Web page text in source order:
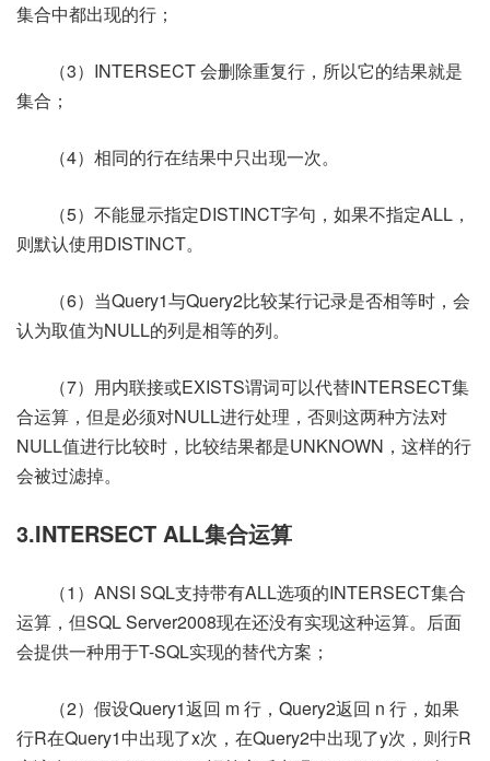
集合中都出现的行；
（3）INTERSECT 会删除重复行，所以它的结果就是
集合；
（4）相同的行在结果中只出现一次。
（5）不能显示指定DISTINCT字句，如果不指定ALL，
则默认使用DISTINCT。
（6）当Query1与Query2比较某行记录是否相等时，会
认为取值为NULL的列是相等的列。
（7）用内联接或EXISTS谓词可以代替INTERSECT集
合运算，但是必须对NULL进行处理，否则这两种方法对
NULL值进行比较时，比较结果都是UNKNOWN，这样的行
会被过滤掉。
3.INTERSECT ALL集合运算
（1）ANSI SQL支持带有ALL选项的INTERSECT集合
运算，但SQL Server2008现在还没有实现这种运算。后面
会提供一种用于T-SQL实现的替代方案；
（2）假设Query1返回 m 行，Query2返回 n 行，如果
行R在Query1中出现了x次，在Query2中出现了y次，则行R